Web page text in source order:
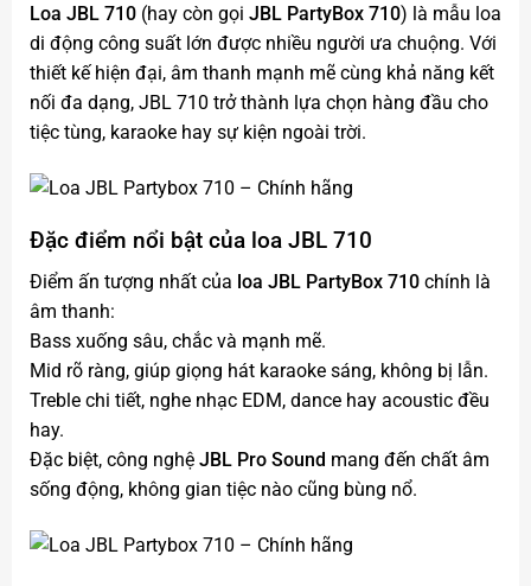
Loa JBL 710(hay còn gọi JBL PartyBox 710) là mẫu loa
di động công suất lớn được nhiều người ưa chuộng. Với
thiết kế hiện đại, âm thanh mạnh mẽ cùng khả năng kết
nối đa dạng, JBL 710 trở thành lựa chọn hàng đầu cho
tiệc tùng, karaoke hay sự kiện ngoài trời.
Đặc điểm nổi bật của loa JBL 710
Điểm ấn tượng nhất của loa JBL PartyBox 710chính là
âm thanh:
Bass xuống sâu, chắc và mạnh mẽ.
Mid rõ ràng, giúp giọng hát karaoke sáng, không bị lẫn.
Treble chi tiết, nghe nhạc EDM, dance hay acoustic đều
hay.
Đặc biệt, công nghệ JBL Pro Sound mang đến chất âm
sống động, không gian tiệc nào cũng bùng nổ.